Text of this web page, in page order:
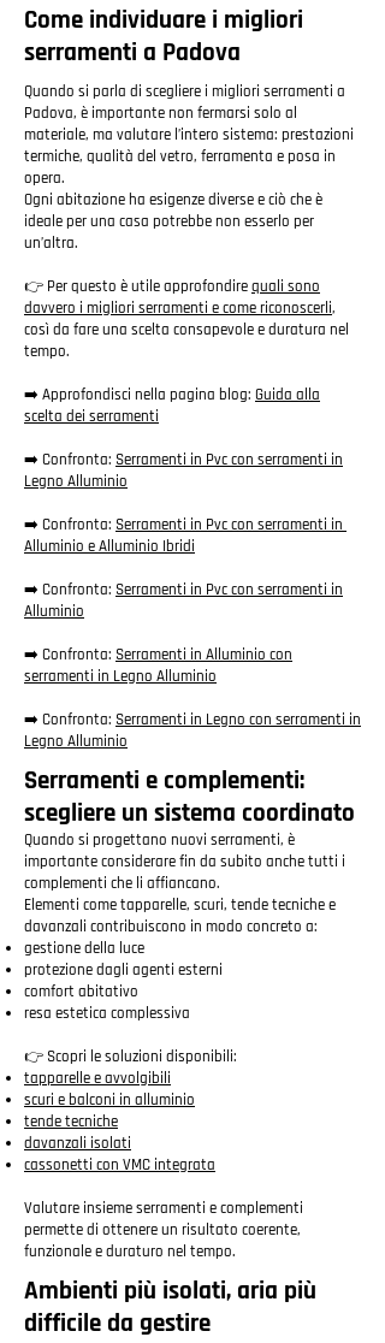
Come individuare i migliori
serramenti a Padova
Quando si parla di scegliere i migliori serramenti a
Padova, è importante non fermarsi solo al
materiale, ma valutare l’intero sistema: prestazioni
termiche, qualità del vetro, ferramenta e posa in
opera.
Ogni abitazione ha esigenze diverse e ciò che è
ideale per una casa potrebbe non esserlo per
un’altra.
👉 Per questo è utile approfondirequali sono
davvero i migliori serramenti e come riconoscerli,
così da fare una scelta consapevole e duratura nel
tempo.
➡️ Approfondisci nella pagina blog: Guida alla
scelta dei serramenti
➡️ Confronta: Serramenti in Pvc con serramenti in
Legno Alluminio
➡️ Confronta: Serramenti in Pvc con serramenti in
Alluminio e Alluminio Ibridi
➡️ Confronta: Serramenti in Pvc con serramenti in
Alluminio
➡️ Confronta: Serramenti in Alluminio con
serramenti in Legno Alluminio
➡️ Confronta: Serramenti in Legno con serramenti in
Legno Alluminio
Serramenti e complementi:
scegliere un sistema coordinato
Quando si progettano nuovi serramenti, è
importante considerare fin da subito anche tutti i
complementi che li affiancano.
Elementi come tapparelle, scuri, tende tecniche e
davanzali contribuiscono in modo concreto a:
gestione della luce
protezione dagli agenti esterni
comfort abitativo
resa estetica complessiva
👉 Scopri le soluzioni disponibili:
tapparelle e avvolgibili
scuri e balconi in alluminio
tende tecniche
davanzali isolati
cassonetti con VMC integrata
Valutare insieme serramenti e complementi
permette di ottenere un risultato coerente,
funzionale e duraturo nel tempo.
Ambienti più isolati, aria più
difficile da gestire